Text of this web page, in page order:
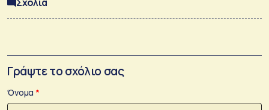
Γράψτε το σχόλιο σας
Όνομα